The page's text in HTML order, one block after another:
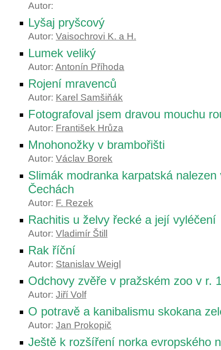
Autor:
Lyšaj pryšcový
Autor: Vaisochrovi K. a H.
Lumek veliký
Autor: Antonín Příhoda
Rojení mravenců
Autor: Karel Samšiňák
Fotografoval jsem dravou mouchu
Autor: František Hrůza
Mnohonožky v brambořišti
Autor: Václav Borek
Slimák modranka karpatská
Čechách
Autor: F. Rezek
Rachitis u želvy řecké a její vyléčení
Autor: Vladimír Štill
Rak říční
Autor: Stanislav Weigl
Odchovy zvěře v pražském zoo v r.
Autor: Jiří Volf
O potravě a kanibalismu skokana
Autor: Jan Prokopič
Ještě k rozšíření norka evropského